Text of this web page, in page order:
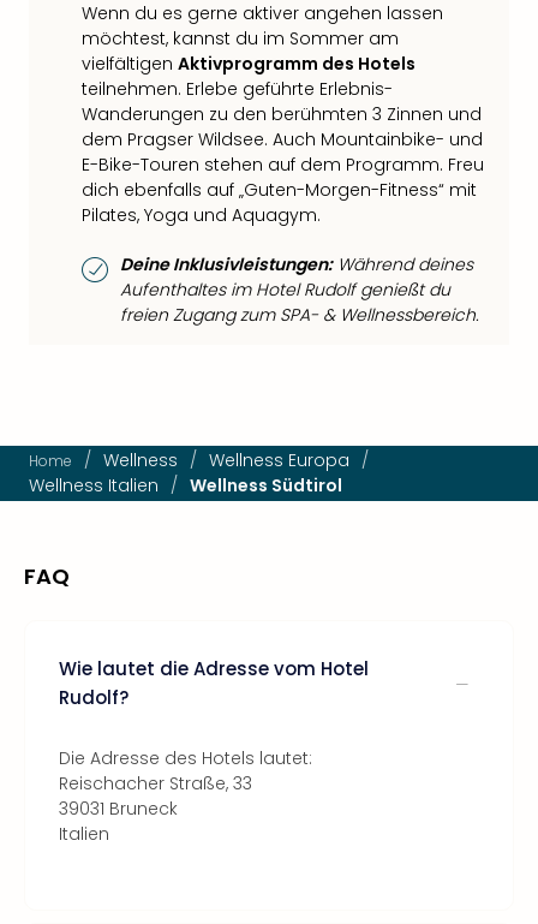
Wenn du es gerne aktiver angehen lassen
möchtest, kannst du im Sommer am
vielfältigen Aktivprogramm des Hotels
teilnehmen. Erlebe geführte Erlebnis-
Wanderungen zu den berühmten 3 Zinnen und
dem Pragser Wildsee. Auch Mountainbike- und
E-Bike-Touren stehen auf dem Programm. Freu
dich ebenfalls auf „Guten-Morgen-Fitness“ mit
Pilates, Yoga und Aquagym.
Deine Inklusivleistungen:Während deines
Aufenthaltes im Hotel Rudolf genießt du
freien Zugang zum SPA- & Wellnessbereich.
Home / Wellness / Wellness Europa /
Wellness Italien / Wellness Südtirol
FAQ
Wie lautet die Adresse vom Hotel
Rudolf?
Die Adresse des Hotels lautet:
Reischacher Straße, 33
39031 Bruneck
Italien